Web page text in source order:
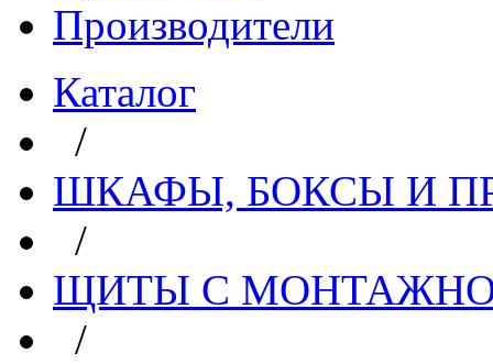
Производители
Каталог
/
ШКАФЫ, БОКСЫ И
/
ЩИТЫ С
/